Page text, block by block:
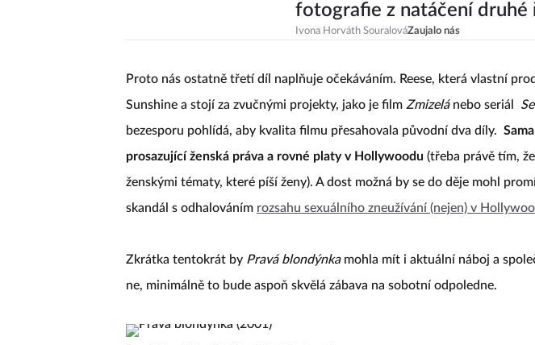
fotografie z natáčení druhé
Ivona Horváth SouralováZaujalo nás
Proto nás ostatně třetí díl naplňuje očekáváním. Reese, která vlastní
Sunshine a stojí za zvučnými projekty, jako je film Zmizelánebo seriál
bezesporu pohlídá, aby kvalita filmu přesahovala původní dva díly.
prosazující ženská práva a rovné platy v Hollywoodu (třeba právě tím,
ženskými tématy, které píší ženy). A dost možná by se do děje mohl
skandál s odhalováním rozsahu sexuálního zneužívání (nejen) v
Zkrátka tentokrát by Pravá blondýnkamohla mít i aktuální náboj a
ne, minimálně to bude aspoň skvělá zábava na sobotní odpoledne.